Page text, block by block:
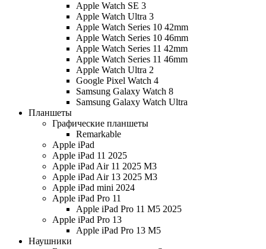
Apple Watch SE 3
Apple Watch Ultra 3
Apple Watch Series 10 42mm
Apple Watch Series 10 46mm
Apple Watch Series 11 42mm
Apple Watch Series 11 46mm
Apple Watch Ultra 2
Google Pixel Watch 4
Samsung Galaxy Watch 8
Samsung Galaxy Watch Ultra
Планшеты
Графические планшеты
Remarkable
Apple iPad
Apple iPad 11 2025
Apple iPad Air 11 2025 M3
Apple iPad Air 13 2025 M3
Apple iPad mini 2024
Apple iPad Pro 11
Apple iPad Pro 11 M5 2025
Apple iPad Pro 13
Apple iPad Pro 13 M5
Наушники